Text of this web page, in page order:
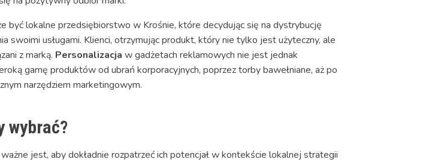
być lokalne przedsiębiorstwo w Krośnie, które decydując się na dystrybucję
swoimi usługami. Klienci, otrzymując produkt, który nie tylko jest użyteczny, ale
z marką. Personalizacja w gadżetach reklamowych nie jest jednak
gamę produktów od ubrań korporacyjnych, poprzez torby bawełniane, aż po
narzędziem marketingowym.
wybrać?
jest, aby dokładnie rozpatrzeć ich potencjał w kontekście lokalnej strategii